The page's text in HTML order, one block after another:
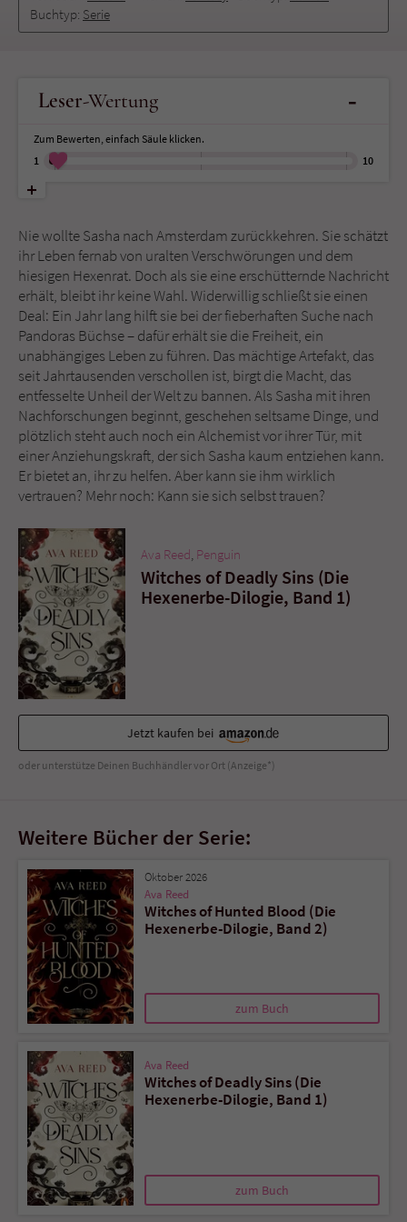
Buchtyp: Serie
Leser-Wertung -
Zum Bewerten, einfach Säule klicken.
1
10
Nie wollte Sasha nach Amsterdam zurückkehren. Sie schätzt
ihr Leben fernab von uralten Verschwörungen und dem
hiesigen Hexenrat. Doch als sie eine erschütternde Nachricht
erhält, bleibt ihr keine Wahl. Widerwillig schließt sie einen
Deal: Ein Jahr lang hilft sie bei der fieberhaften Suche nach
Pandoras Büchse – dafür erhält sie die Freiheit, ein
unabhängiges Leben zu führen. Das mächtige Artefakt, das
seit Jahrtausenden verschollen ist, birgt die Macht, das
entfesselte Unheil der Welt zu bannen. Als Sasha mit ihren
Nachforschungen beginnt, geschehen seltsame Dinge, und
plötzlich steht auch noch ein Alchemist vor ihrer Tür, mit
einer Anziehungskraft, der sich Sasha kaum entziehen kann.
Er bietet an, ihr zu helfen. Aber kann sie ihm wirklich
vertrauen? Mehr noch: Kann sie sich selbst trauen?
Ava Reed Penguin
Witches of Deadly Sins (Die
Hexenerbe-Dilogie, Band 1)
Jetzt kaufen bei
oder unterstütze Deinen Buchhändler vor Ort (Anzeige*)
Weitere Bücher der Serie:
Oktober 2026
Ava Reed
Witches of Hunted Blood (Die
Hexenerbe-Dilogie, Band 2)
zum Buch
Ava Reed
Witches of Deadly Sins (Die
Hexenerbe-Dilogie, Band 1)
zum Buch
Zweck Cookie für Kommentare einzelner Buchtitel
Name fe_typo_user
Anbieter Literatur-Couch Medien GmbH & Co. KG
Laufzeit Session
Zweck
Dieses Cookie gewährleistet die
Kommunikation der Webseite mit dem
Benutzer. Es wird benötigt um z. B. den
Sicherheitscode des Kontaktformulars zu
überprüfen.